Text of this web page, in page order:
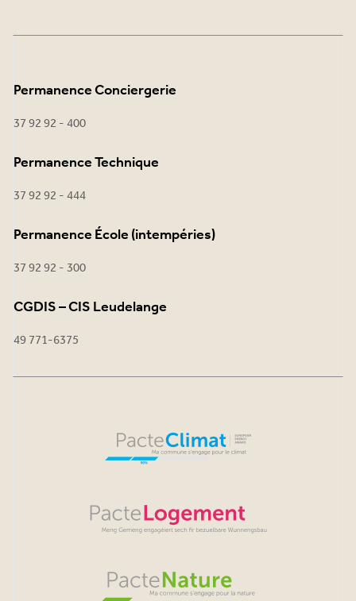
Permanence Conciergerie
37 92 92 - 400
Permanence Technique
37 92 92 - 444
Permanence École (intempéries)
37 92 92 - 300
CGDIS – CIS Leudelange
49 771-6375